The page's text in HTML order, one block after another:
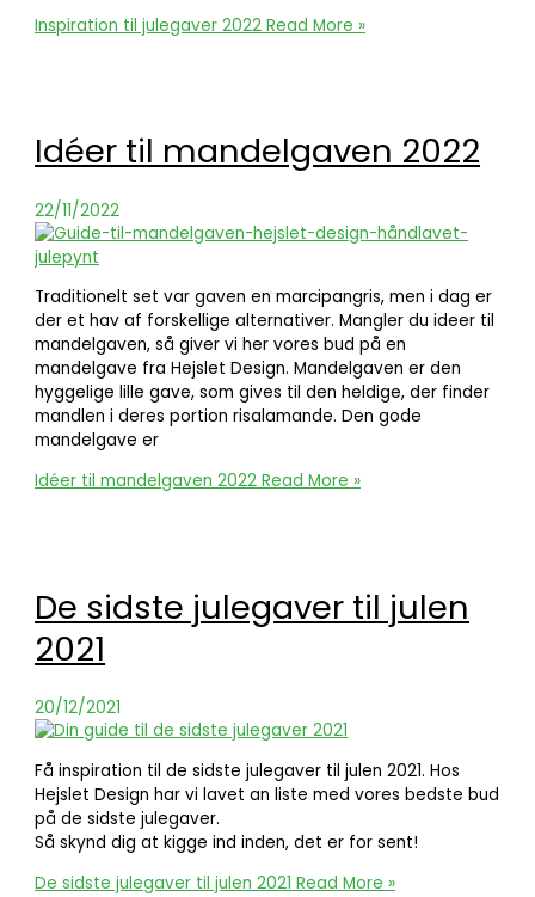
Inspiration til julegaver 2022 Read More »
Idéer til mandelgaven 2022
22/11/2022
Traditionelt set var gaven en marcipangris, men i dag er
der et hav af forskellige alternativer. Mangler du ideer til
mandelgaven, så giver vi her vores bud på en
mandelgave fra Hejslet Design. Mandelgaven er den
hyggelige lille gave, som gives til den heldige, der finder
mandlen i deres portion risalamande. Den gode
mandelgave er
Idéer til mandelgaven 2022 Read More »
De sidste julegaver til julen
2021
20/12/2021
Få inspiration til de sidste julegaver til julen 2021. Hos
Hejslet Design har vi lavet an liste med vores bedste bud
på de sidste julegaver.
Så skynd dig at kigge ind inden, det er for sent!
De sidste julegaver til julen 2021 Read More »